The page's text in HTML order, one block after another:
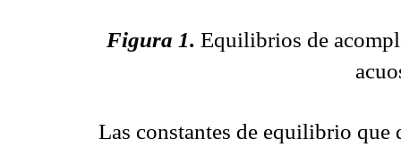
Figura 1. Equilibrios de
Las constantes de equilibrio que